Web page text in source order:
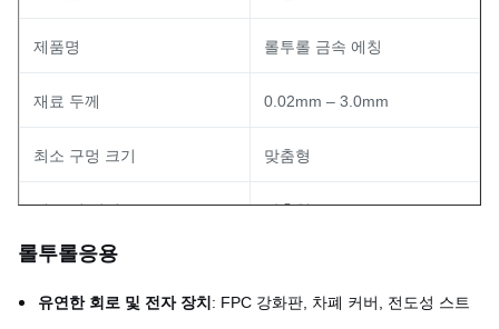
제품명 롤투롤 금속 에칭
재료 두께 0.02mm – 3.0mm
최소 구멍 크기 맞춤형
최소 선 너비 맞춤형
용인
롤투롤응용
유연한 회로 및 전자 장치 : FPC 강화판, 차폐 커버, 전도성 스트